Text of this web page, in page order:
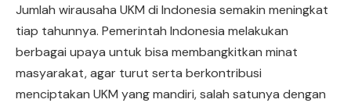
Jumlah wirausaha UKM di Indonesia semakin meningkat
tiap tahunnya. Pemerintah Indonesia melakukan
berbagai upaya untuk bisa membangkitkan minat
masyarakat, agar turut serta berkontribusi
menciptakan UKM yang mandiri, salah satunya dengan